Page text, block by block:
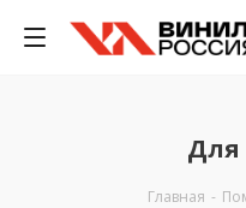
Для
Главная -